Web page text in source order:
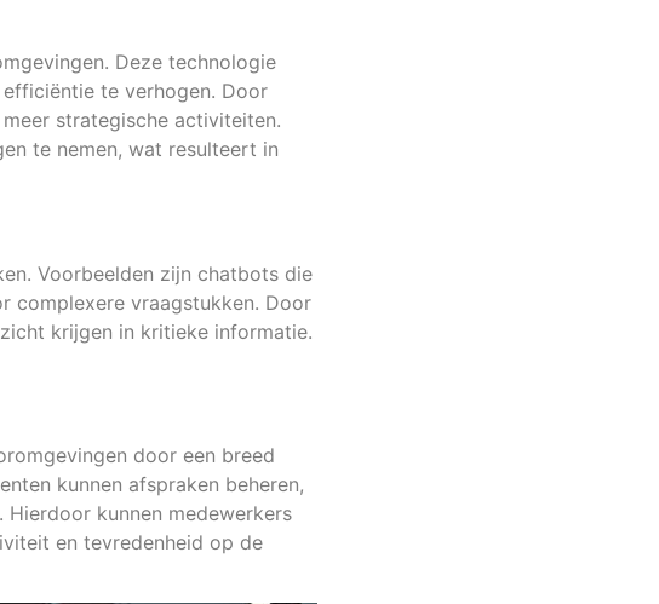
Deze technologie
te verhogen. Door
strategische activiteiten.
te nemen, wat resulteert in
Voorbeelden zijn chatbots die
complexere vraagstukken. Door
krijgen in kritieke informatie.
door een breed
kunnen afspraken beheren,
kunnen medewerkers
en tevredenheid op de